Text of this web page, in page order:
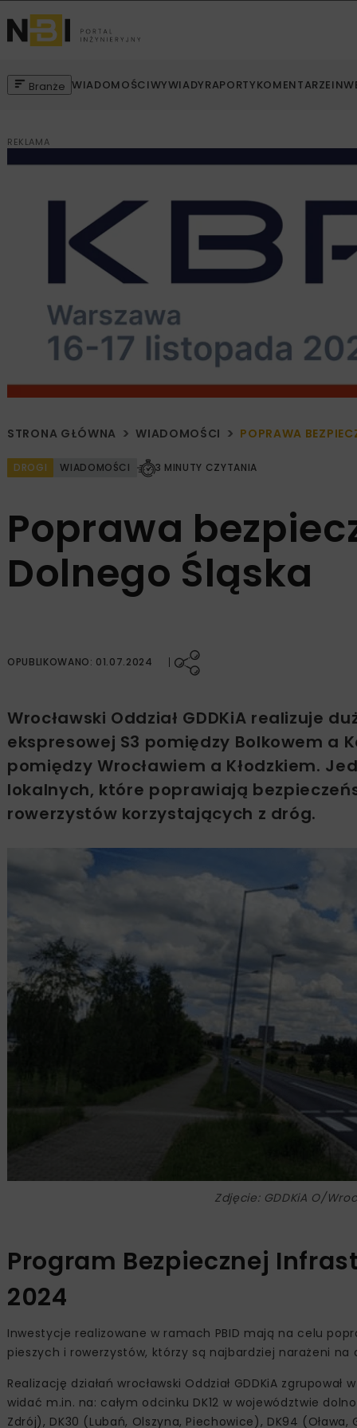
Branże WIADOMOŚCIWYWIADYRAPORTYKOMENTARZE
REKLAMA
STRONA GŁÓWNA WIADOMOŚCI POPRAWA
DROGI WIADOMOŚCI 3 MINUTY CZYTANIA
Poprawa
Dolnego Śląska
OPUBLIKOWANO: 01.07.2024
Wrocławski Oddział GDDKiA realizuje
ekspresowej S3 pomiędzy Bolkowem a
pomiędzy Wrocławiem a Kłodzkiem.
lokalnych, które poprawiają
rowerzystów korzystających z dróg.
Zdjęcie: GDDKiA O/
Program Bezpiecznej
2024
Inwestycje realizowane w ramach PBID mają na celu
pieszych i rowerzystów, którzy są najbardziej narażeni
Realizację działań wrocławski Oddział GDDKiA
widać m.in. na: całym odcinku DK12 w województwie
Zdrój), DK30 (Lubań, Olszyna, Piechowice), DK94